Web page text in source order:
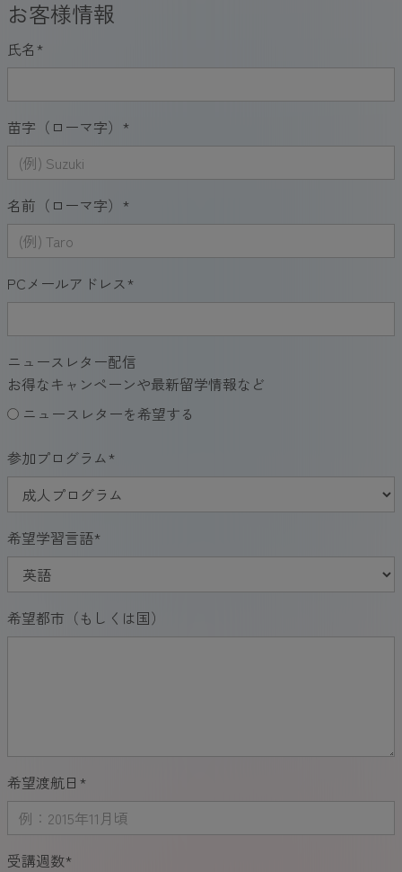
お客様情報
氏名*
苗字（ローマ字） *
名前（ローマ字） *
PCメールアドレス*
ニュースレター配信
お得なキャンペーンや最新留学情報など
ニュースレターを希望する
参加プログラム*
希望学習言語*
希望都市（もしくは国）
希望渡航日 *
受講週数*